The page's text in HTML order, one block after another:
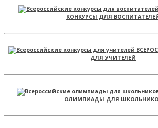
КОНКУРСЫ ДЛЯ
ДЛЯ УЧИТЕЛЕЙ
ОЛИМПИАДЫ ДЛЯ